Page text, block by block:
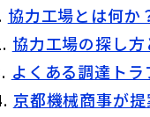
協力工場とは何か
協力工場の探し
よくある調達ト
京都機械商事が